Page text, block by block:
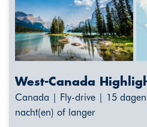
West-Canada
Canada | Fly-drive | 15
nacht(en) of langer